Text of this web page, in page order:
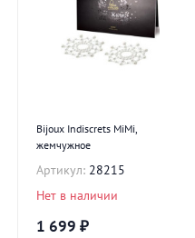
Bijoux Indiscrets MiMi,
жемчужное
Артикул: 28215
Нет в наличии
1 699 ₽